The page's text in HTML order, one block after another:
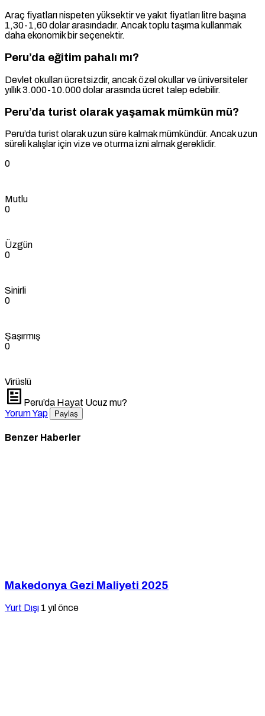
Araç fiyatları nispeten yüksektir ve yakıt fiyatları litre başına
1,30-1,60 dolar arasındadır. Ancak toplu taşıma kullanmak
daha ekonomik bir seçenektir.
Peru’da eğitim pahalı mı?
Devlet okulları ücretsizdir, ancak özel okullar ve üniversiteler
yıllık 3.000-10.000 dolar arasında ücret talep edebilir.
Peru’da turist olarak yaşamak mümkün mü?
Peru’da turist olarak uzun süre kalmak mümkündür. Ancak uzun
süreli kalışlar için vize ve oturma izni almak gereklidir.
0
Mutlu
0
Üzgün
0
Sinirli
0
Şaşırmış
0
Virüslü
Peru’da Hayat Ucuz mu?
Yorum Yap
Paylaş
Benzer Haberler
Makedonya Gezi Maliyeti 2025
Yurt Dışı 1 yıl önce